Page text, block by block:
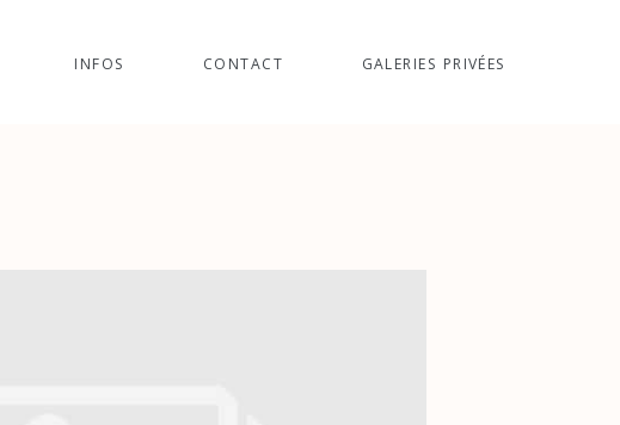
INFOS CONTACT GALERIES PRIVÉES